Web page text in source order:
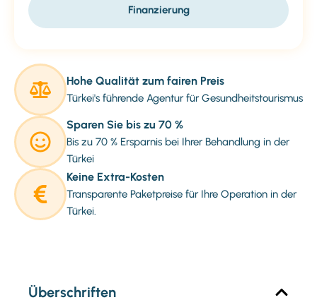
Finanzierung
Hohe Qualität zum fairen Preis
Türkei's führende Agentur für Gesundheitstourismus
Sparen Sie bis zu 70 %
Bis zu 70 % Ersparnis bei Ihrer Behandlung in der
Türkei
Keine Extra-Kosten
Transparente Paketpreise für Ihre Operation in der
Türkei.
Überschriften